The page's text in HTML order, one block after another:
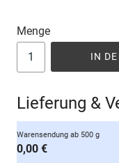
Menge
IN
Lieferung &
Warensendung ab 500 g
0,00 €